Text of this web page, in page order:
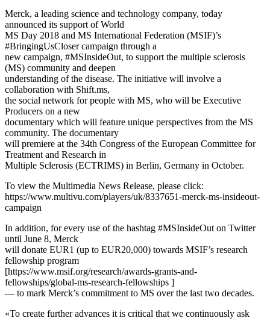
Merck, a leading science and technology company, today
announced its support of World
MS Day 2018 and MS International Federation (MSIF)’s
#BringingUsCloser campaign through a
new campaign, #MSInsideOut, to support the multiple sclerosis
(MS) community and deepen
understanding of the disease. The initiative will involve a
collaboration with Shift.ms,
the social network for people with MS, who will be Executive
Producers on a new
documentary which will feature unique perspectives from the MS
community. The documentary
will premiere at the 34th Congress of the European Committee for
Treatment and Research in
Multiple Sclerosis (ECTRIMS) in Berlin, Germany in October.
To view the Multimedia News Release, please click:
https://www.multivu.com/players/uk/8337651-merck-ms-insideout-
campaign
In addition, for every use of the hashtag #MSInsideOut on Twitter
until June 8, Merck
will donate EUR1 (up to EUR20,000) towards MSIF’s research
fellowship program
[https://www.msif.org/research/awards-grants-and-
fellowships/global-ms-research-fellowships ]
— to mark Merck’s commitment to MS over the last two decades.
«To create further advances it is critical that we continuously ask